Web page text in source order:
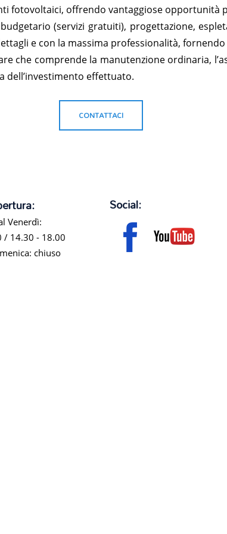
fotovoltaici, offrendo vantaggiose opportunità
(servizi gratuiti), progettazione,
e con la massima professionalità,
che comprende la manutenzione ordinaria,
dell’investimento effettuato.
CONTATTACI
Venerdì:
/ 14.30 - 18.00
chiuso
Social: